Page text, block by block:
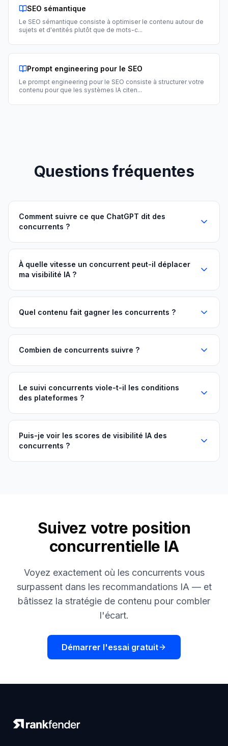
SEO sémantique
Le SEO sémantique consiste à optimiser le contenu autour de
sujets et d'entités plutôt que de mots-c...
Prompt engineering pour le SEO
Le prompt engineering pour le SEO consiste à structurer votre
contenu pour que les systèmes IA citen...
Questions fréquentes
Comment suivre ce que ChatGPT dit des
concurrents ?
À quelle vitesse un concurrent peut-il déplacer
ma visibilité IA ?
Quel contenu fait gagner les concurrents ?
Combien de concurrents suivre ?
Le suivi concurrents viole-t-il les conditions
des plateformes ?
Puis-je voir les scores de visibilité IA des
concurrents ?
Suivez votre position
concurrentielle IA
Voyez exactement où les concurrents vous
surpassent dans les recommandations IA — et
bâtissez la stratégie de contenu pour combler
l'écart.
Démarrer l'essai gratuit